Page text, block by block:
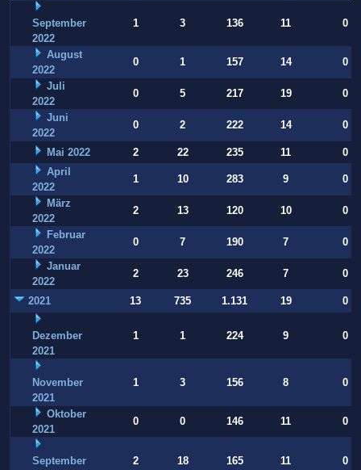
September
2022
1 3 136 11 0
August
2022
0 1 157 14
0
Juli
2022
0 5 217 19
0
Juni
2022
0 2 222 14 0
Mai 2022 2 22 235 11
0
April
2022
1 10 283 9
0
März
2022
2 13 120 10
0
Februar
2022
0 7 190 7
0
Januar
2022
2 23 246 7 0
2021 13 735 1.131 19 0
Dezember
2021
1 1 224 9 0
November
2021
1 3 156 8 0
Oktober
2021
0 0 146 11 0
September 2 18 165 11 0